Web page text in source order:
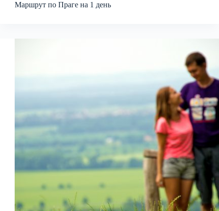
Маршрут по Праге на 1 день